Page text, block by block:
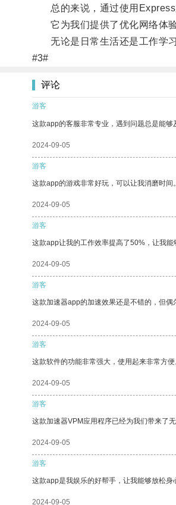
总的来说，通过使用Express
它为我们提供了优化网络体验
无论是日常生活还是工作学习
#3#
评论
游客
这款app的客服非常专业，遇到问题总是能够
2024-09-05
游客
这款app的游戏非常好玩，可以让我消磨时间。
2024-09-05
游客
这款app让我的工作效率提高了50%，让我
2024-09-05
游客
这款加速器app的加速效果还是不错的，但偶
2024-09-05
游客
这款软件的功能非常强大，使用起来非常方便
2024-09-05
游客
这款加速器VPM应用程序已经为我们带来了
2024-09-05
游客
这款app是我娱乐的好帮手，让我能够放松身
2024-09-05